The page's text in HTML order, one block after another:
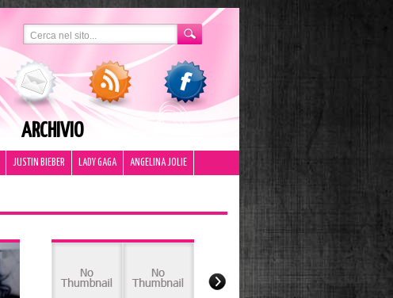
ARCHIVIO
JUSTIN BIEBER LADY GAGA ANGELINA JOLIE